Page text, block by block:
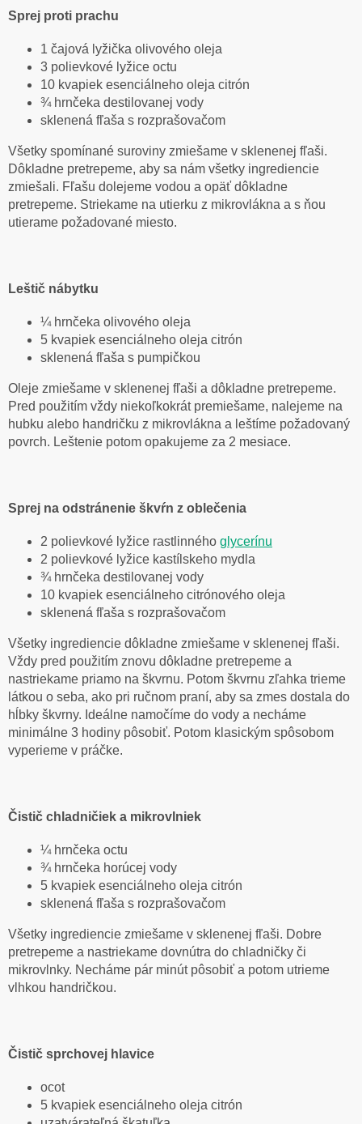
Sprej proti prachu
1 čajová lyžička olivového oleja
3 polievkové lyžice octu
10 kvapiek esenciálneho oleja citrón
¾ hrnčeka destilovanej vody
sklenená fľaša s rozprašovačom
Všetky spomínané suroviny zmiešame v sklenenej fľaši.
Dôkladne pretrepeme, aby sa nám všetky ingrediencie
zmiešali. Fľašu dolejeme vodou a opäť dôkladne
pretrepeme. Striekame na utierku z mikrovlákna a s ňou
utierame požadované miesto.
Leštič nábytku
¼ hrnčeka olivového oleja
5 kvapiek esenciálneho oleja citrón
sklenená fľaša s pumpičkou
Oleje zmiešame v sklenenej fľaši a dôkladne pretrepeme.
Pred použitím vždy niekoľkokrát premiešame, nalejeme na
hubku alebo handričku z mikrovlákna a leštíme požadovaný
povrch. Leštenie potom opakujeme za 2 mesiace.
Sprej na odstránenie škvŕn z oblečenia
2 polievkové lyžice rastlinného glycerínu
2 polievkové lyžice kastílskeho mydla
¾ hrnčeka destilovanej vody
10 kvapiek esenciálneho citrónového oleja
sklenená fľaša s rozprašovačom
Všetky ingrediencie dôkladne zmiešame v sklenenej fľaši.
Vždy pred použitím znovu dôkladne pretrepeme a
nastriekame priamo na škvrnu. Potom škvrnu zľahka trieme
látkou o seba, ako pri ručnom praní, aby sa zmes dostala do
hĺbky škvrny. Ideálne namočíme do vody a necháme
minimálne 3 hodiny pôsobiť. Potom klasickým spôsobom
vyperieme v práčke.
Čistič chladničiek a mikrovlniek
¼ hrnčeka octu
¾ hrnčeka horúcej vody
5 kvapiek esenciálneho oleja citrón
sklenená fľaša s rozprašovačom
Všetky ingrediencie zmiešame v sklenenej fľaši. Dobre
pretrepeme a nastriekame dovnútra do chladničky či
mikrovlnky. Necháme pár minút pôsobiť a potom utrieme
vlhkou handričkou.
Čistič sprchovej hlavice
ocot
5 kvapiek esenciálneho oleja citrón